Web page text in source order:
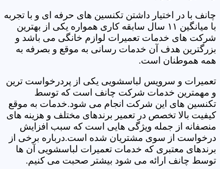
چانف با در اختیار داشتن تکنسین های حرفه ای و با تجربه
با میانگین ۱۱ سال سابقه کاری همواره یکی از بهترین
شرکت های خدمات تعمیرات لوازم خانگی می باشد و
بزرگترین هدف آن خدمات رسانی به موقع و بصرفه به
همه هموطنان است.
تعمیرات و سرویس لباسشویی یکی از پردرخواست ترین
و مهمترین خدمات شرکت چانف است که توسط
تکنسین های این شرکت انجام می شود.خدمات به موقع
کیفیت بالا تخصص در تعمیر برندهای مختلف و هزینه های
منصفانه از جمله ویژگی هایی است که سبب افزایش
درخواست از سوی مشتریان شده است.درباره برخی از
برندهای معتبری که خدمات تعمیرات لباسشویی آن ها
توسط چانف ارائه می شود بیشتر صحبت می کنیم.